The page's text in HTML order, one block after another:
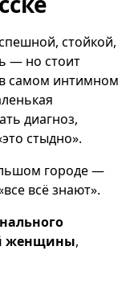
стойкой,
— но стоит
самом интимном
диагноз,
стыдно».
городе —
всё знают».
женщины,